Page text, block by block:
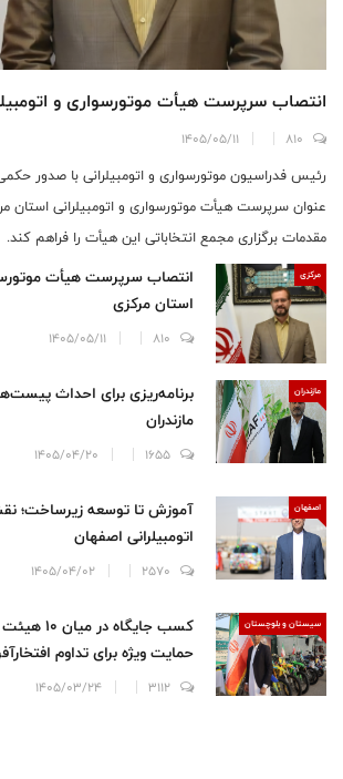
انتصاب سرپرست هیأت موتورسواری و
810
1405/05/11
رئیس فدراسیون موتورسواری و اتومبیلرانی با صدور
عنوان سرپرست هیأت موتورسواری و اتومبیلرانی استان
مقدمات برگزاری مجمع انتخاباتی این هیأت را فراهم کند.
مرکزی
انتصاب سرپرست هیأت
استان مرکزی
810
1405/05/11
مازندران
برنامه‌ریزی برای احداث
مازندران
1655
1405/04/20
اصفهان
آموزش تا توسعه زیرساخت؛
اتومبیلرانی اصفهان
2570
1405/04/02
سيستان و بلوچستان
کسب
حمایت ویژه برای تداوم
3112
1405/03/24